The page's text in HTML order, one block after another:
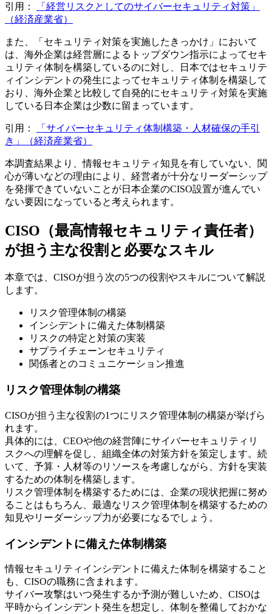
引用：
「経営リスクとしてのサイバーセキュリティ対策」
（経済産業省）
また、「セキュリティ対策を実施したきっかけ」において
は、海外企業は経営層によるトップダウン指示によってセキ
ュリティ体制を構築しているのに対し、日本ではセキュリテ
ィインシデントの発生によってセキュリティ体制を構築して
おり、海外企業と比較して自発的にセキュリティ対策を実施
している日本企業は少数に留まっています。
引用：
「サイバーセキュリティ体制構築・人材確保の手引
き」（経済産業省）
本調査結果より、情報セキュリティ知見を有していない、関
心が薄いなどの理由により、経営者が十分なリーダーシップ
を発揮できていないことが日本企業のCISO設置が進んでい
ない要因になっていると考えられます。
CISO（最高情報セキュリティ責任者）
が担う主な役割と必要なスキル
本章では、CISOが担う次の5つの役割やスキルについて解説
します。
リスク管理体制の構築
インシデントに備えた体制構築
リスクの特定と対策の実装
サプライチェーンセキュリティ
関係者とのコミュニケーション推進
リスク管理体制の構築
CISOが担う主な役割の1つにリスク管理体制の構築が挙げら
れます。
具体的には、CEOや他の経営陣にサイバーセキュリティリ
スクへの理解を促し、組織全体の対策方針を策定します。続
いて、予算・人材等のリソースを考慮しながら、方針を実装
するための体制を構築します。
リスク管理体制を構築するためには、企業の現状把握に努め
ることはもちろん、最適なリスク管理体制を構築するための
知見やリーダーシップ力が必要になるでしょう。
インシデントに備えた体制構築
情報セキュリティインシデントに備えた体制を構築すること
も、CISOの職務に含まれます。
サイバー攻撃はいつ発生するか予測が難しいため、CISOは
平時からインシデント発生を想定し、体制を整備しておかな